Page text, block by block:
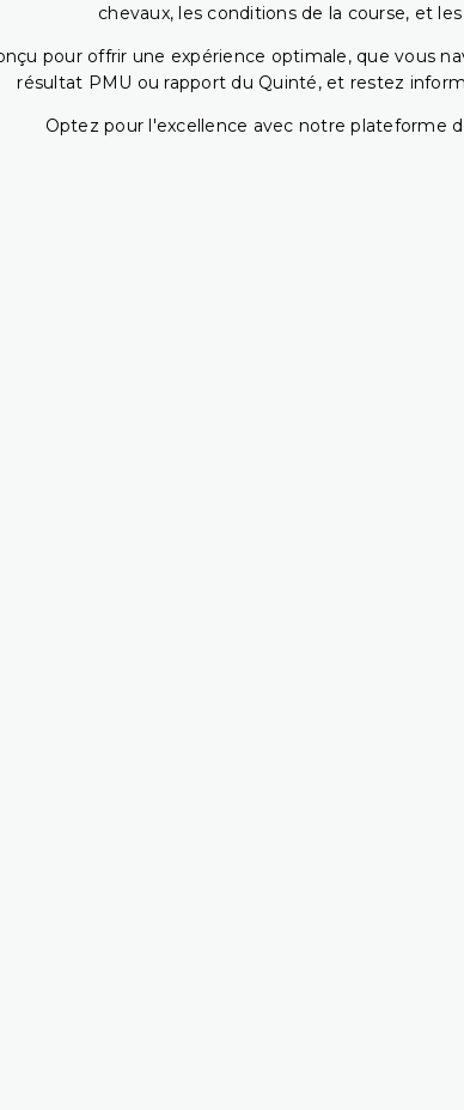
chevaux, les conditions de la course, et
pour offrir une expérience optimale, que vous
résultat PMU ou rapport du Quinté, et restez
Optez pour l'excellence avec notre plateforme